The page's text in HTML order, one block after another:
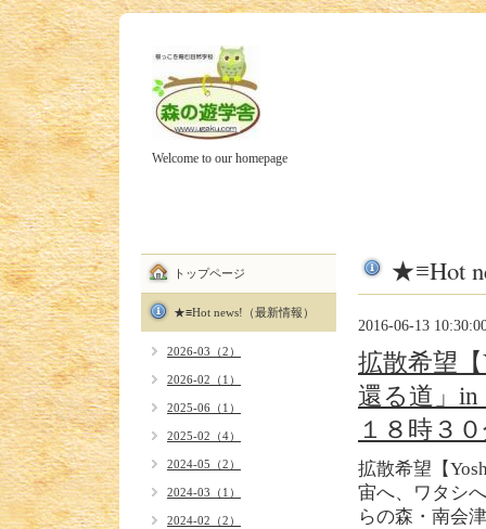
Welcome to our homepage
★≡Hot
2016-06-13
拡散希望
還る道」in
１８時３
拡散希望【
宙へ、ワタシ
らの森・南会
トップページ
★≡Hot news!（最新情報）
2026-03（2）
2026-02（1）
2025-06（1）
2025-02（4）
2024-05（2）
2024-03（1）
2024-02（2）